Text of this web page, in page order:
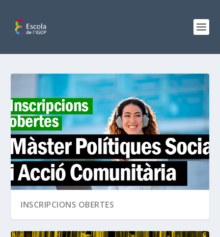
INSCRIPCIONS OBERTES